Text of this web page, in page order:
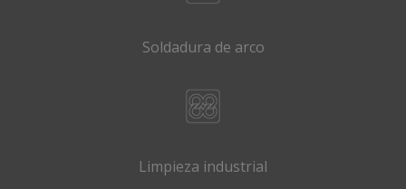
Soldadura de arco
Limpieza industrial